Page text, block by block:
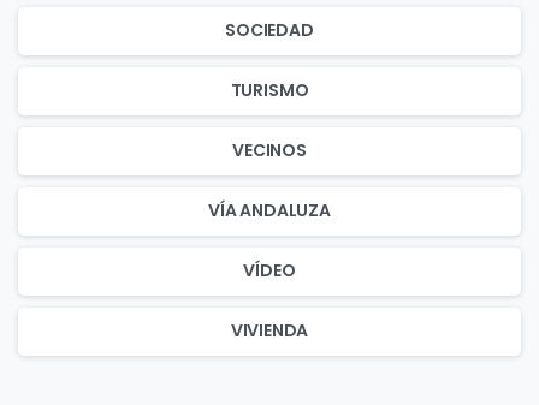
SOCIEDAD
TURISMO
VECINOS
VÍA ANDALUZA
VÍDEO
VIVIENDA